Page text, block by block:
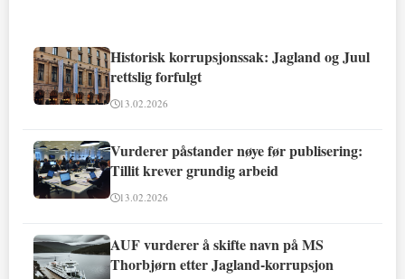
Historisk korrupsjonssak: Jagland og Juul
rettslig forfulgt
13.02.2026
Vurderer påstander nøye før publisering:
Tillit krever grundig arbeid
13.02.2026
AUF vurderer å skifte navn på MS
Thorbjørn etter Jagland-korrupsjon